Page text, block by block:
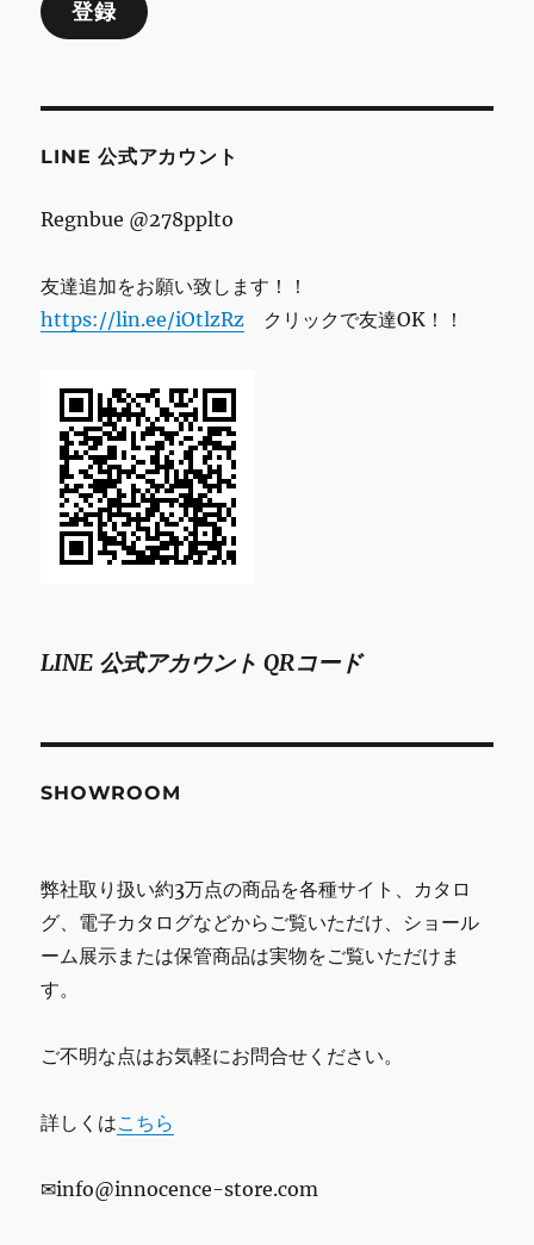
ア
ス
登録
LINE 公式アカウント
Regnbue @278pplto
友達追加をお願い致します！！
https://lin.ee/iOtlzRz クリックで友達OK！！
LINE 公式アカウント QRコード
SHOWROOM
弊社取り扱い約3万点の商品を各種サイト、カタロ
グ、電子カタログなどからご覧いただけ、ショール
ーム展示または保管商品は実物をご覧いただけま
す。
ご不明な点はお気軽にお問合せください。
詳しくはこちら
✉info@innocence-store.com